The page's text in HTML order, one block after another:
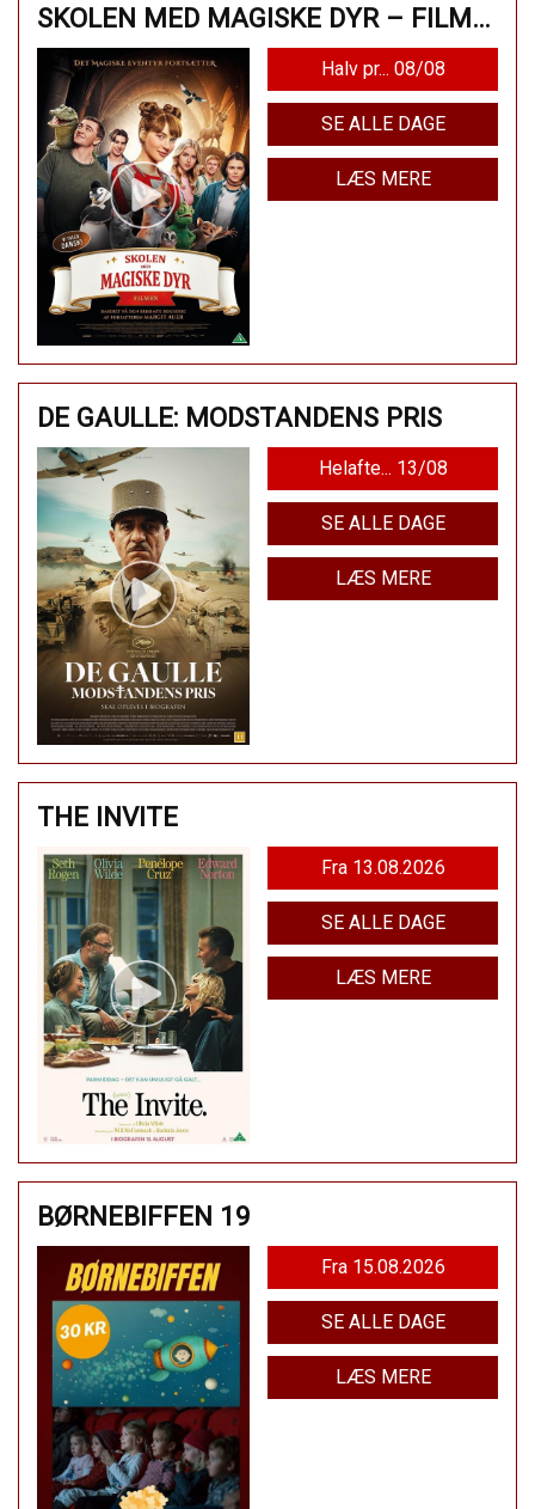
SKOLEN MED MAGISKE DYR – FILMEN
Halv pr... 08/08
SE ALLE DAGE
LÆS MERE
DE GAULLE: MODSTANDENS PRIS
Helafte... 13/08
SE ALLE DAGE
LÆS MERE
THE INVITE
Fra 13.08.2026
SE ALLE DAGE
LÆS MERE
BØRNEBIFFEN 19
Fra 15.08.2026
SE ALLE DAGE
LÆS MERE